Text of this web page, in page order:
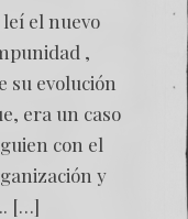
Nuevo
CICIG
el nuevo
,
su evolución
era un caso
con el
y
[…]